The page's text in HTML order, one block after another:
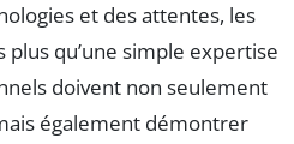
et des attentes, les
qu’une simple expertise
doivent non seulement
également démontrer